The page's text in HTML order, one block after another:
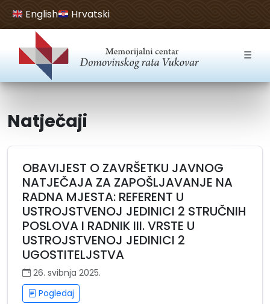
Open toolbar
English Hrvatski
☰
Natječaji
OBAVIJEST O ZAVRŠETKU JAVNOG
NATJEČAJA ZA ZAPOŠLJAVANJE NA
RADNA MJESTA: REFERENT U
USTROJSTVENOJ JEDINICI 2 STRUČNIH
POSLOVA I RADNIK III. VRSTE U
USTROJSTVENOJ JEDINICI 2
UGOSTITELJSTVA
26. svibnja 2025.
Pogledaj